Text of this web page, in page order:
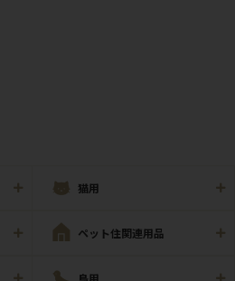
猫用
ペット住関連用品
鳥用